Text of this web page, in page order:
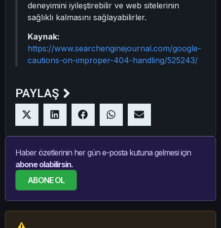
deneyimini iyileştirebilir ve web sitelerinin
sağlıklı kalmasını sağlayabilirler.
Kaynak:
https://www.searchenginejournal.com/google-
cautions-on-improper-404-handling/525243/
PAYLAŞ
Haber özetlerinin her gün e-posta kutuna gelmesi için
abone olabilirsin.
ABONE OL